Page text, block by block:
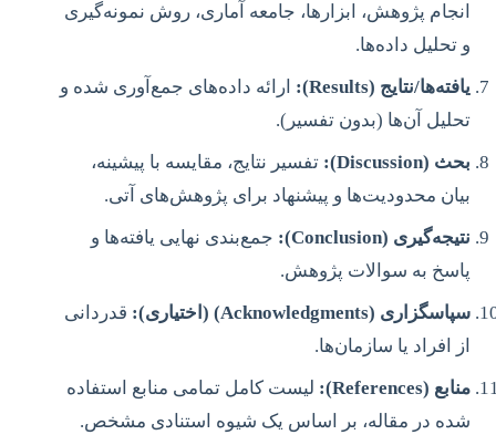
انجام پژوهش، ابزارها، جامعه آماری، روش نمونه‌گیری
و تحلیل داده‌ها.
یافته‌ها/نتایج (Results):
ارائه داده‌های جمع‌آوری شده و
تحلیل آن‌ها (بدون تفسیر).
بحث (Discussion):
تفسیر نتایج، مقایسه با پیشینه،
بیان محدودیت‌ها و پیشنهاد برای پژوهش‌های آتی.
نتیجه‌گیری (Conclusion):
جمع‌بندی نهایی یافته‌ها و
پاسخ به سوالات پژوهش.
سپاسگزاری (Acknowledgments) (اختیاری):
قدردانی
از افراد یا سازمان‌ها.
منابع (References):
لیست کامل تمامی منابع استفاده
شده در مقاله، بر اساس یک شیوه استنادی مشخص.